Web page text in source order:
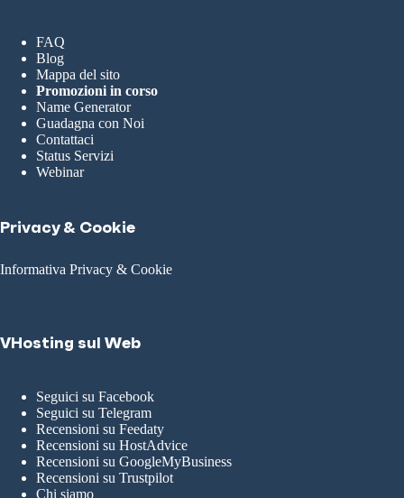
FAQ
Blog
Mappa del sito
Promozioni in corso
Name Generator
Guadagna con Noi
Contattaci
Status Servizi
Webinar
Privacy & Cookie
Informativa Privacy & Cookie
VHosting sul Web
Seguici su Facebook
Seguici su Telegram
Recensioni su Feedaty
Recensioni su HostAdvice
Recensioni su GoogleMyBusiness
Recensioni su Trustpilot
Chi siamo